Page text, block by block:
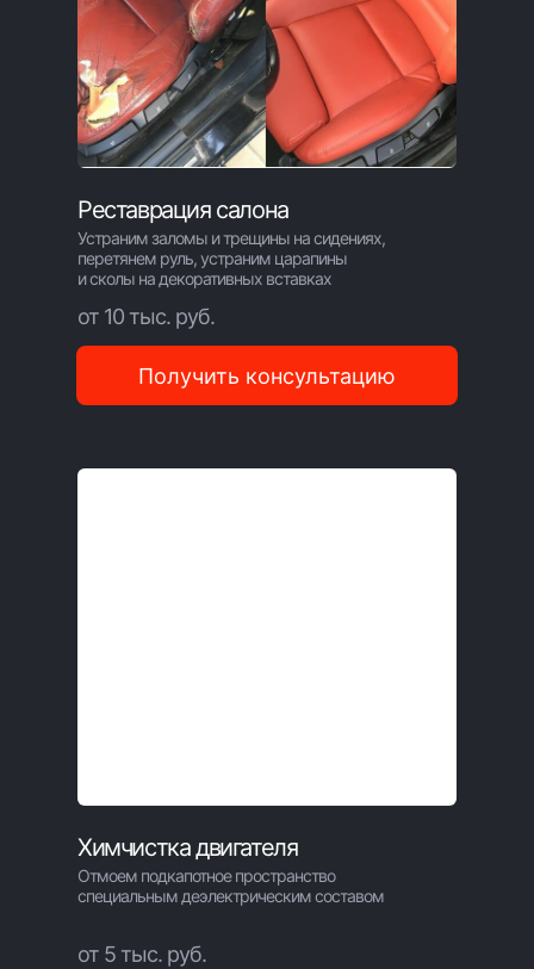
Химчистка двигателя
от 5 тыс. руб.
Получить консультацию
от 10 тыс. руб.
Устраним заломы и трещины на сидениях,
перетянем руль, устраним царапины
и сколы на декоративных вставках
Отмоем подкапотное пространство
специальным деэлектрическим составом
Реставрация салона